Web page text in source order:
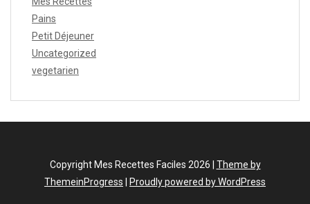
Pains
Petit Déjeuner
Uncategorized
vegetarien
Copyright Mes Recettes Faciles 2026 | Theme by
ThemeinProgress
Proudly powered by WordPress